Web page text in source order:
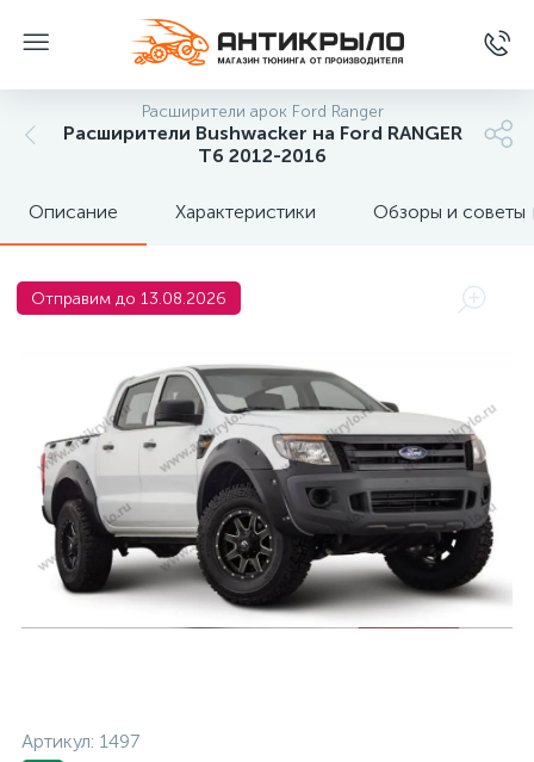
Расширители арок Ford Ranger
Расширители Bushwacker на Ford RANGER
T6 2012-2016
Описание Характеристики Обзоры и советы
Отправим до 13.08.2026
Артикул: 1497